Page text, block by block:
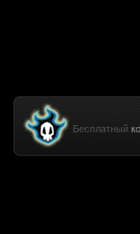
Бесплатный